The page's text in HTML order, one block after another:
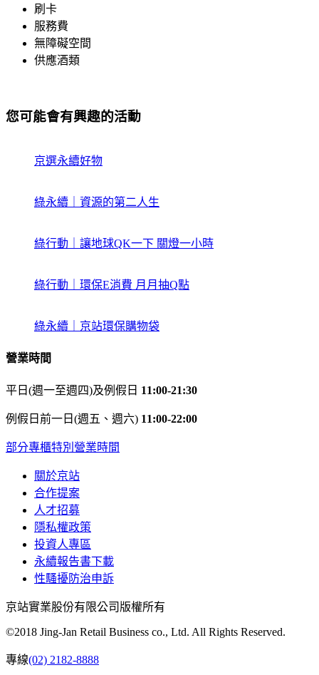
刷卡
服務費
無障礙空間
供應酒類
您可能會有興趣的活動
京選永續好物
綠永續｜資源的第二人生
綠行動｜讓地球QK一下 關燈一小時
綠行動｜環保E消費 月月抽Q點
綠永續｜京站環保購物袋
營業時間
平日(週一至週四)及例假日 11:00-21:30
例假日前一日(週五、週六) 11:00-22:00
部分專櫃特別營業時間
關於京站
合作提案
人才招募
隱私權政策
投資人專區
永續報告書下載
性騷擾防治申訴
京站實業股份有限公司版權所有
©2018 Jing-Jan Retail Business co., Ltd. All Rights Reserved.
專線(02) 2182-8888